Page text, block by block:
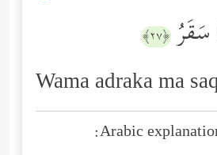
سَقَرُ ﴿٢٧﴾
Wama adraka ma
Arabic